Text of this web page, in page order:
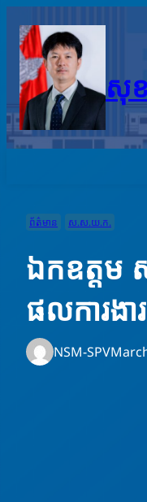
content
សុខ
ព័ត៌មាន ស.ស.យ.ក.
ឯកឧត្តម
ផលការង
NSM-SPV